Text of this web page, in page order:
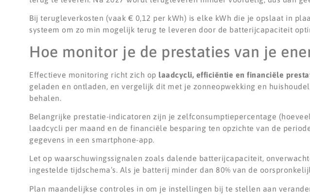
Bij terugleverkosten (vaak € 0,12 per kWh) is elke kWh die je opslaat in
systeem om zo min mogelijk terug te leveren door de batterijcapaciteit
Hoe monitor je de prestaties van je
Effectieve monitoring richt zich op laadcycli, efficiëntie en financiële
geladen en ontladen, en vergelijk dit met je zonneopwekking en
behalen.
Belangrijke prestatie-indicatoren zijn je zelfconsumptiepercentage
laadcycli per maand en de financiële besparing ten opzichte van de
gegevens in een smartphone-app.
Let op waarschuwingssignalen zoals dalende batterijcapaciteit,
ingestelde tijdschema’s. Als je batterij minder dan 80% van de
Plan maandelijkse controles in om je instellingen bij te stellen aan